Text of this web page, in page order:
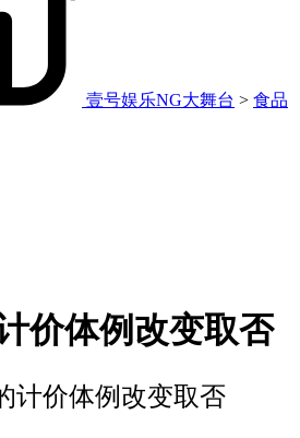
壹号娱乐NG大舞台 > 食品
价体例改变取否
计价体例改变取否